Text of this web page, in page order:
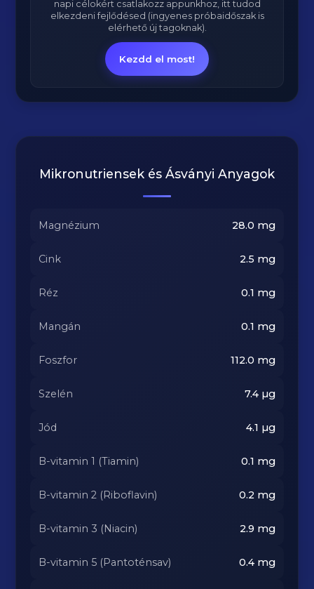
napi célokért csatlakozz appunkhoz, itt tudod
elkezdeni fejlődésed (ingyenes próbaidőszak is
elérhető új tagoknak).
Kezdd el most!
Mikronutriensek és Ásványi Anyagok
Magnézium 28.0 mg
Cink 2.5 mg
Réz 0.1 mg
Mangán 0.1 mg
Foszfor 112.0 mg
Szelén 7.4µg
Jód 4.1 µg
B-vitamin 1 (Tiamin) 0.1 mg
B-vitamin 2 (Riboflavin) 0.2 mg
B-vitamin 3 (Niacin) 2.9 mg
B-vitamin 5 (Pantoténsav) 0.4mg